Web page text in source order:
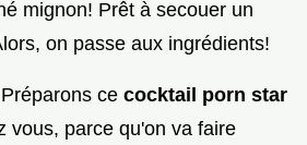
mignon! Prêt à secouer un
on passe aux ingrédients!
ce cocktail porn star
vous, parce qu'on va faire